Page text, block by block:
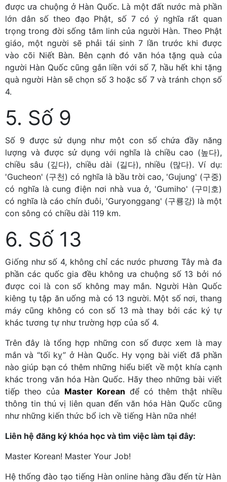
được ưa chuộng ở Hàn Quốc. Là một đất nước mà phần
lớn dân số theo đạo Phật, số 7 có ý nghĩa rất quan
trọng trong đời sống tâm linh của người Hàn. Theo Phật
giáo, một người sẽ phải tái sinh 7 lần trước khi được
vào cõi Niết Bàn. Bên cạnh đó văn hóa tặng quà của
người Hàn Quốc cũng gắn liền với số 7, hầu hết khi tặng
quà người Hàn sẽ chọn số 3 hoặc số 7 và tránh chọn số
4.
5. Số 9
Số 9 được sử dụng như một con số chứa đầy năng
lượng và được sử dụng với nghĩa là chiều cao (높다),
chiều sâu (깊다), chiều dài (길다), nhiều (많다). Ví dụ:
'Gucheon' (구천) có nghĩa là bầu trời cao, 'Gujung' (구중)
có nghĩa là cung điện nơi nhà vua ở, 'Gumiho' (구미호)
có nghĩa là cáo chín đuôi, 'Guryonggang' (구룡강) là một
con sông có chiều dài 119 km.
6. Số 13
Giống như số 4, không chỉ các nước phương Tây mà đa
phần các quốc gia đều không ưa chuộng số 13 bởi nó
được coi là con số không may mắn. Người Hàn Quốc
kiêng tụ tập ăn uống mà có 13 người. Một số nơi, thang
máy cũng không có con số 13 mà thay bởi các ký tự
khác tương tự như trường hợp của số 4.
Trên đây là tổng hợp những con số được xem là may
mắn và “tối kỵ” ở Hàn Quốc. Hy vọng bài viết đã phần
nào giúp bạn có thêm những hiểu biết về một khía cạnh
khác trong văn hóa Hàn Quốc. Hãy theo những bài viết
tiếp theo của Master Korean để có thêm thật nhiều
thông tin thú vị liên quan đến văn hóa Hàn Quốc cũng
như những kiến thức bổ ich về tiếng Hàn nữa nhé!
Liên hệ đăng ký khóa học và tìm việc làm tại đây:
Master Korean! Master Your Job!
Hệ thống đào tạo tiếng Hàn online hàng đầu đến từ Hàn